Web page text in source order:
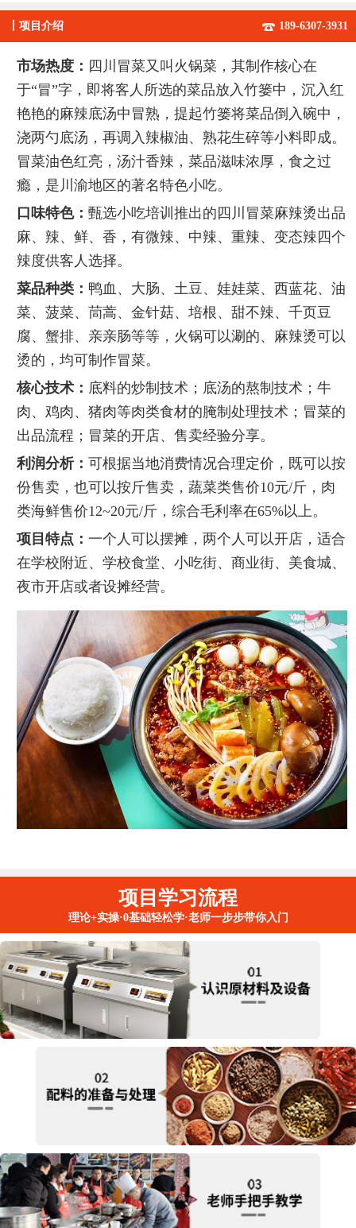
项目介绍 189-6307-3931
市场热度： 四川冒菜又叫火锅菜，其制作核心在
于“冒”字，即将客人所选的菜品放入竹篓中，沉入红
艳艳的麻辣底汤中冒熟，提起竹篓将菜品倒入碗中，
浇两勺底汤，再调入辣椒油、熟花生碎等小料即成。
冒菜油色红亮，汤汁香辣，菜品滋味浓厚，食之过
瘾，是川渝地区的著名特色小吃。
口味特色：甄选小吃培训推出的四川冒菜麻辣烫出品
麻、辣、鲜、香，有微辣、中辣、重辣、变态辣四个
辣度供客人选择。
菜品种类：鸭血、大肠、土豆、娃娃菜、西蓝花、油
菜、菠菜、茼蒿、金针菇、培根、甜不辣、千页豆
腐、蟹排、亲亲肠等等，火锅可以涮的、麻辣烫可以
烫的，均可制作冒菜。
核心技术： 底料的炒制技术；底汤的熬制技术；牛
肉、鸡肉、猪肉等肉类食材的腌制处理技术；冒菜的
出品流程；冒菜的开店、售卖经验分享。
利润分析：可根据当地消费情况合理定价，既可以按
份售卖，也可以按斤售卖，蔬菜类售价10元/斤，肉
类海鲜售价12~20元/斤，综合毛利率在65%以上。
项目特点：一个人可以摆摊，两个人可以开店，适合
在学校附近、学校食堂、小吃街、商业街、美食城、
夜市开店或者设摊经营。
项目学习流程
理论+实操·0基础轻松学·老师一步步带你入门